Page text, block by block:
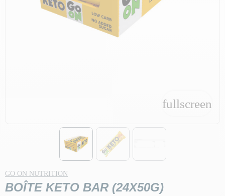
fullscreen
fullscreen
GO ON NUTRITION
BOÎTE KETO BAR (24X50G)